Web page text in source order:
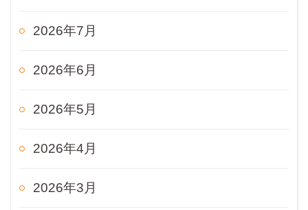
2026年7月
2026年6月
2026年5月
2026年4月
2026年3月